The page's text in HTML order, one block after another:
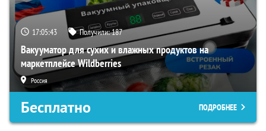
17:05:42 Получили:187
Вакууматор для сухих и влажных продуктов на
маркетплейсе Wildberries
Россия
Бесплатно ПОДРОБНЕЕ